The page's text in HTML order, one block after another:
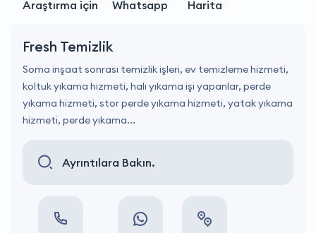
Araştırma için Whatsapp Harita
Fresh Temizlik
Soma inşaat sonrası temizlik işleri, ev temizleme hizmeti,
koltuk yıkama hizmeti, halı yıkama işi yapanlar, perde
yıkama hizmeti, stor perde yıkama hizmeti, yatak yıkama
hizmeti, perde yıkama...
Ayrıntılara Bakın.